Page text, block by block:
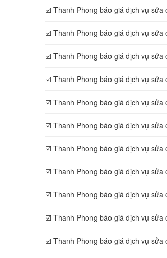
☑️ Thanh Phong báo giá dịch vụ
☑️ Thanh Phong báo giá dịch vụ
☑️ Thanh Phong báo giá dịch vụ
☑️ Thanh Phong báo giá dịch vụ
☑️ Thanh Phong báo giá dịch vụ
☑️ Thanh Phong báo giá dịch vụ
☑️ Thanh Phong báo giá dịch vụ
☑️ Thanh Phong báo giá dịch vụ
☑️ Thanh Phong báo giá dịch vụ
☑️ Thanh Phong báo giá dịch vụ
☑️ Thanh Phong báo giá dịch vụ